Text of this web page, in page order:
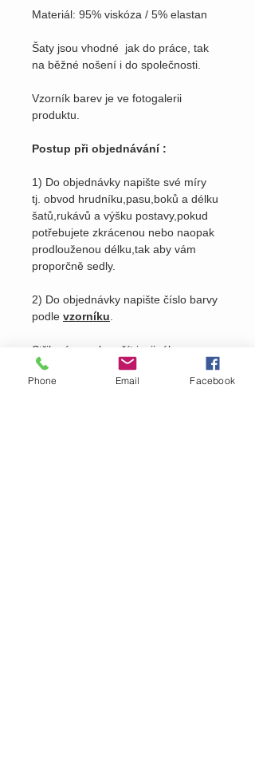
Materiál: 95% viskóza / 5% elastan
Šaty jsou vhodné jak do práce, tak
na běžné nošení i do společnosti.
Vzorník barev je ve fotogalerii
produktu.
Postup při objednávání :
1) Do objednávky napište své míry
tj. obvod hrudníku,pasu,boků a délku
šatů,rukávů a výšku postavy,pokud
potřebujete zkrácenou nebo naopak
prodlouženou délku,tak aby vám
proporčně sedly.
2) Do objednávky napište číslo barvy
podle vzorníku.
Střih vám mohu ušít i z jiného
materálu, cena oděvu se pak odvíjí
od ceny použitého materiálu. Nutno
Phone Email Facebook